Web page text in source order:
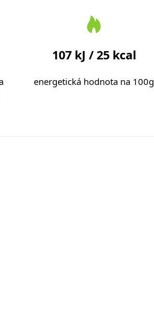
107 kJ / 25 kcal
energetická hodnota na 100g